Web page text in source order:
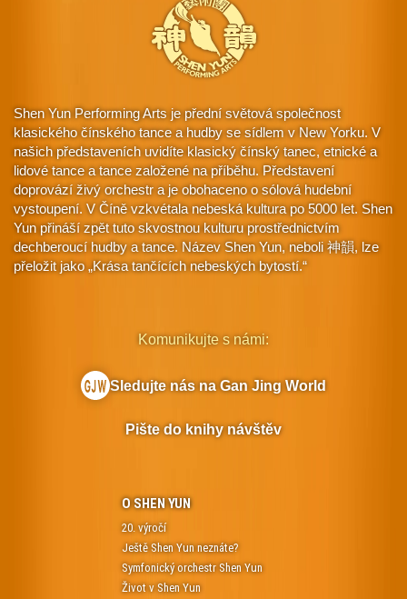
Shen Yun Performing Arts je přední světová společnost
klasického čínského tance a hudby se sídlem v New Yorku. V
našich představeních uvidíte klasický čínský tanec, etnické a
lidové tance a tance založené na příběhu. Představení
doprovází živý orchestr a je obohaceno o sólová hudební
vystoupení. V Číně vzkvétala nebeská kultura po 5000 let. Shen
Yun přináší zpět tuto skvostnou kulturu prostřednictvím
dechberoucí hudby a tance. Název Shen Yun, neboli 神韻, lze
přeložit jako „Krása tančících nebeských bytostí.“
O SHEN YUN
20. výročí
Ještě Shen Yun neznáte?
Symfonický orchestr Shen Yun
Život v Shen Yun
Komunikujte s námi:
Sledujte nás na Gan Jing World
Pište do knihy návštěv